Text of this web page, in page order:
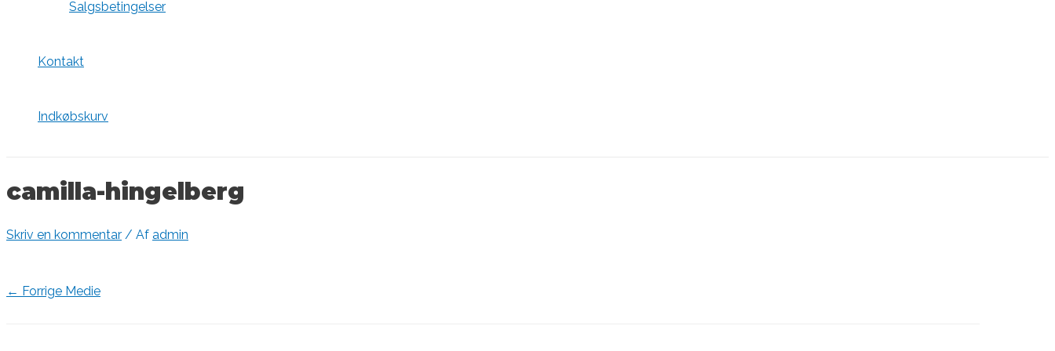
Salgsbetingelser
Kontakt
Indkøbskurv
camilla-hingelberg
Skriv en kommentar / Af admin
Indlægsnavigation
← Forrige Medie